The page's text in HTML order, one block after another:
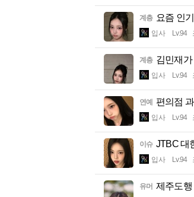
계층 요즘 인
입사 Lv.94
계층 김민재
입사 Lv.94
연예 편의점
입사 Lv.94
이슈 JTBC 대
입사 Lv.94
유머 제주도행